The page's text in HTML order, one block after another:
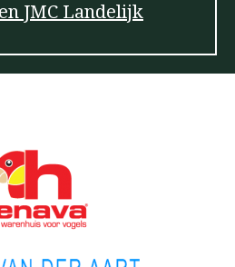
JMC Landelijk